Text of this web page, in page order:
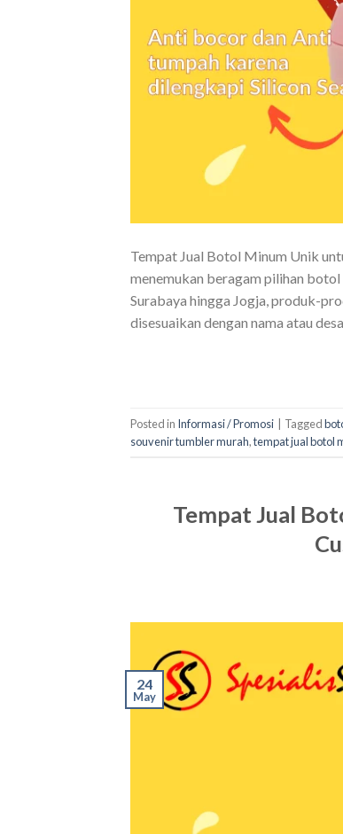
Tempat Jual Botol Minum Unik
menemukan beragam pilihan
Surabaya hingga Jogja, produk-
disesuaikan dengan nama atau
Posted in Informasi / Promosi Tagged
souvenir tumbler murah,tempat jual botol
Tempat Jual
24
May